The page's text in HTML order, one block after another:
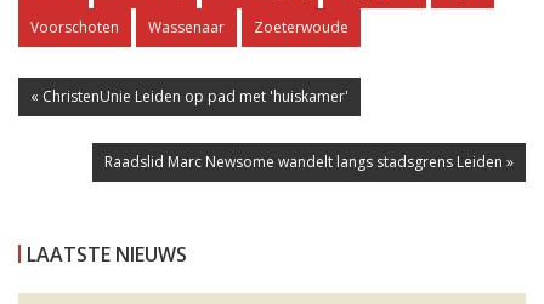
Voorschoten
Wassenaar Zoeterwoude
« ChristenUnie Leiden op pad met 'huiskamer'
Raadslid Marc Newsome wandelt langs stadsgrens Leiden »
LAATSTE NIEUWS